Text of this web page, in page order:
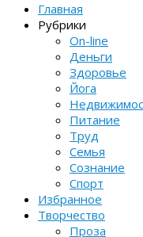
Главная
Рубрики
On-line
Деньги
Здоровье
Йога
Питание
Труд
Семья
Сознание
Спорт
Избранное
Творчество
Проза